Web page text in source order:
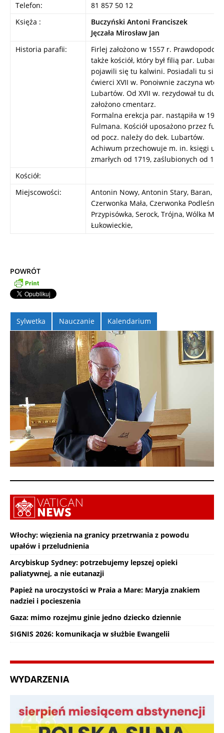
Telefon:
81 857 50 12
Księża :
Buczyński Antoni Franciszek
Jęczała Mirosław Jan
Historia parafii:
Firlej założono w 1557 r.
także kościół, który był filią par.
pojawili się tu kalwini. Posiadali tu
ćwierci XVII w. Ponoiwnie zaczyna
Lubartów. Od XVII w. rezydował tu
założono cmentarz.
Formalna erekcja par. nastąpiła w
Fulmana. Kościół uposażono przez
od pocz. należy do dek. Lubartów.
Achiwum przechowuje m. in. księgi
zmarłych od 1719, zaślubionych od
Kościół:
Miejscowości:
Antonin Nowy, Antonin Stary, Baran,
Czerwonka Mała, Czerwonka Podleśna,
Przypisówka, Serock, Trójna, Wólka
Łukowieckie,
POWRÓT
Sylwetka Nauczanie Kalendarium
Włochy: więzienia na granicy przetrwania z powodu
upałów i przeludnienia
Arcybiskup Sydney: potrzebujemy lepszej opieki
paliatywnej, a nie eutanazji
Papież na uroczystości w Praia a Mare: Maryja znakiem
nadziei i pocieszenia
Gaza: mimo rozejmu ginie jedno dziecko dziennie
SIGNIS 2026: komunikacja w służbie Ewangelii
WYDARZENIA